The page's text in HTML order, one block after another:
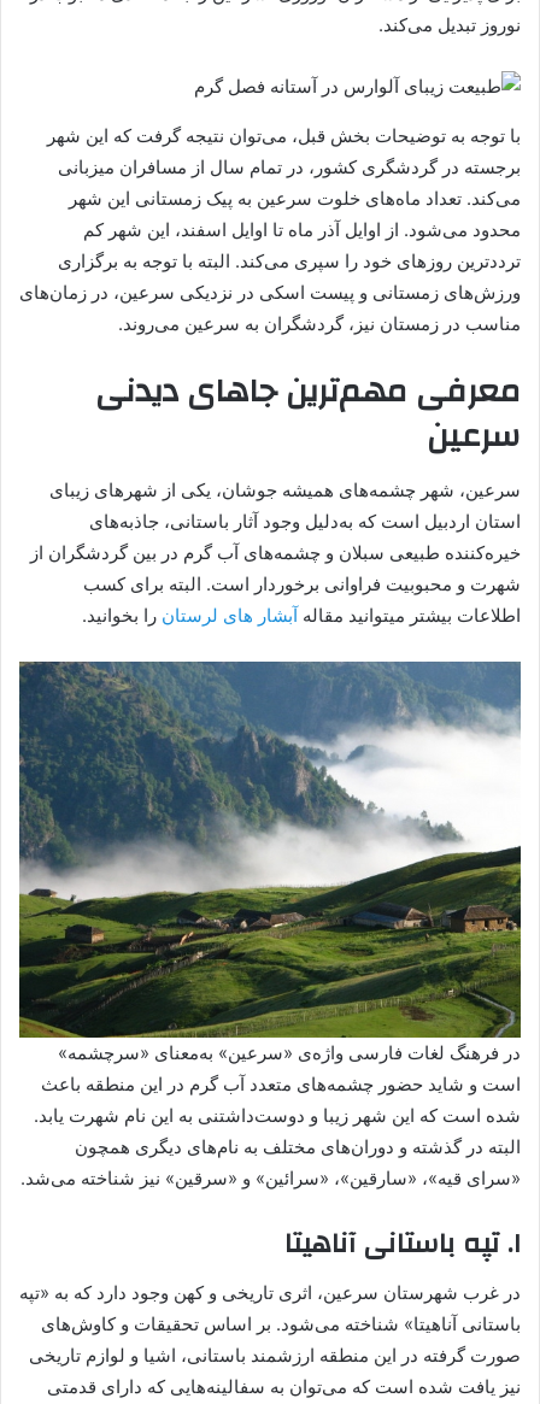
نوروز تبدیل می‌کند.
با توجه به توضیحات بخش قبل،‌ می‌توان نتیجه گرفت که این شهر
برجسته در گردشگری کشور، در تمام سال از مسافران میزبانی
می‌کند. تعداد ماه‌های خلوت سرعین به پیک زمستانی این شهر
محدود می‌شود. از اوایل آذر ماه تا اوایل اسفند، این شهر کم
ترددترین روزهای خود را سپری می‌کند. البته با توجه به برگزاری
ورزش‌های زمستانی و پیست اسکی در نزدیکی سرعین، در زمان‌های
مناسب در زمستان نیز، گردشگران به سرعین می‌روند.
معرفی مهم‌ترین جاهای دیدنی
سرعین
سرعین، شهر چشمه‌های همیشه جوشان، یکی از شهرهای زیبای
استان اردبیل است که به‌دلیل وجود آثار باستانی، جاذبه‌های
خیره‌کننده‌ طبیعی سبلان و چشمه‌های آب گرم در بین گردشگران از
شهرت و محبوبیت فراوانی برخوردار است. البته برای کسب
اطلاعات بیشتر میتوانید مقاله آبشار های لرستان را بخوانید.
در فرهنگ لغات فارسی واژه‌ی «سرعین» به‌معنای «سرچشمه»
است و شاید حضور چشمه‌های متعدد آب گرم در این منطقه باعث
شده است که این شهر زیبا و دوست‌داشتنی به این نام شهرت یابد.
البته در گذشته و دوران‌های مختلف به نام‌های دیگری همچون
«سرای قیه»، «سارقین»، «سرائین» و «سرقین» نیز شناخته می‌شد.
۱. تپه باستانی آناهیتا
در غرب شهرستان سرعین، اثری تاریخی و کهن وجود دارد که به «تپه‌
باستانی آناهیتا» شناخته می‌شود. بر اساس تحقیقات و کاوش‌های
صورت گرفته در این منطقه‌ ارزشمند باستانی، اشیا و لوازم تاریخی
نیز یافت شده است که می‌توان به سفالینه‌هایی که دارای قدمتی